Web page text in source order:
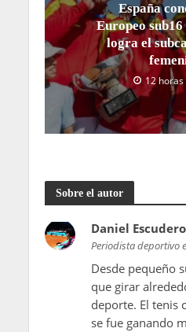
España
Europeo
logra el
12 horas
Sobre el autor
Daniel Escudero
Periodista deportivo
Desde pequeño
que girar
deporte. El tenis
se fue ganando